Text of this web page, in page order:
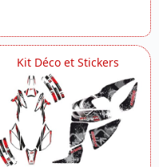
Kit Déco et Stickers